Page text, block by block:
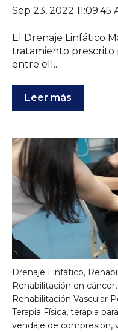
Sep 23, 2022 11:09:45
El Drenaje Linfático
tratamiento prescrito
entre ell...
Leer más
Drenaje Linfático,
Rehabilitación en cáncer,
Rehabilitación Vascular
Terapia Física, terapia
vendaje de compresion,